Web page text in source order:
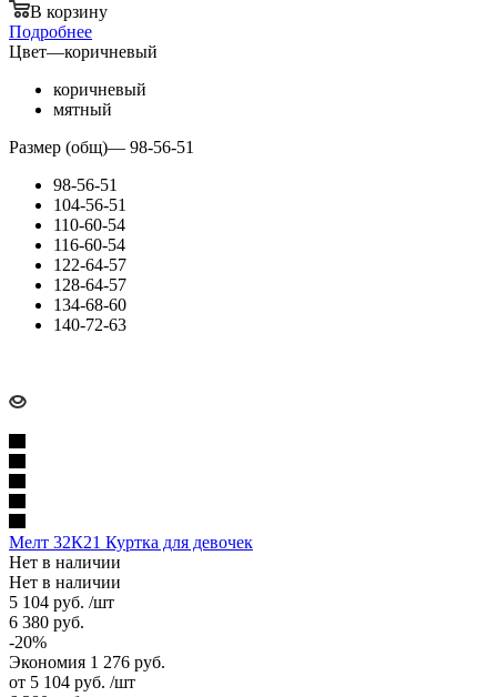
В корзину
Подробнее
Цвет—коричневый
коричневый
мятный
Размер (общ)— 98-56-51
98-56-51
104-56-51
110-60-54
116-60-54
122-64-57
128-64-57
134-68-60
140-72-63
Мелт 32К21 Куртка для девочек
Нет в наличии
Нет в наличии
5 104 руб. /шт
6 380 руб.
-20%
Экономия 1 276 руб.
от 5 104 руб. /шт